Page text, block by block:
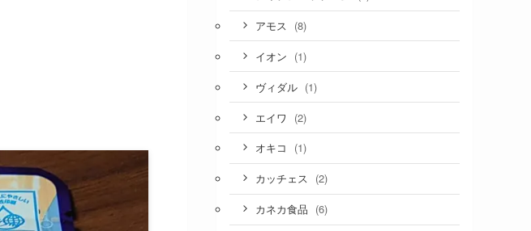
アモス (8)
イオン (1)
ヴィダル (1)
エイワ (2)
オキコ (1)
カッチェス (2)
カネカ食品 (6)